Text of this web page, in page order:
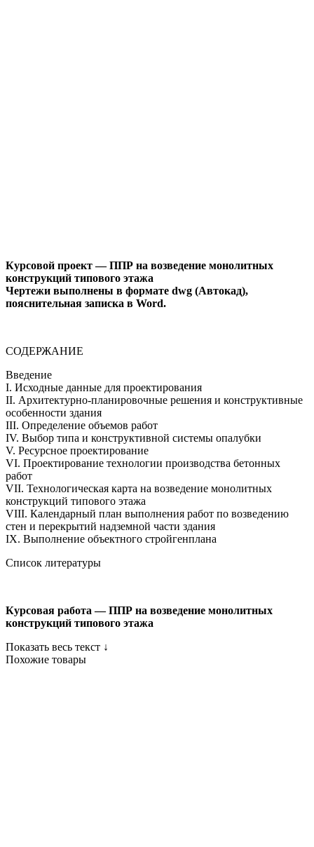
Курсовой проект — ППР на возведение монолитных
конструкций типового этажа
Чертежи выполнены в формате dwg (Автокад),
пояснительная записка в Word.
СОДЕРЖАНИЕ
Введение
I. Исходные данные для проектирования
II. Архитектурно-планировочные решения и конструктивные
особенности здания
III. Определение объемов работ
IV. Выбор типа и конструктивной системы опалубки
V. Ресурсное проектирование
VI. Проектирование технологии производства бетонных
работ
VII. Технологическая карта на возведение монолитных
конструкций типового этажа
VIII. Календарный план выполнения работ по возведению
стен и перекрытий надземной части здания
IX. Выполнение объектного стройгенплана
Список литературы
Курсовая работа — ППР на возведение монолитных
конструкций типового этажа
Показать весь текст ↓
Похожие товары